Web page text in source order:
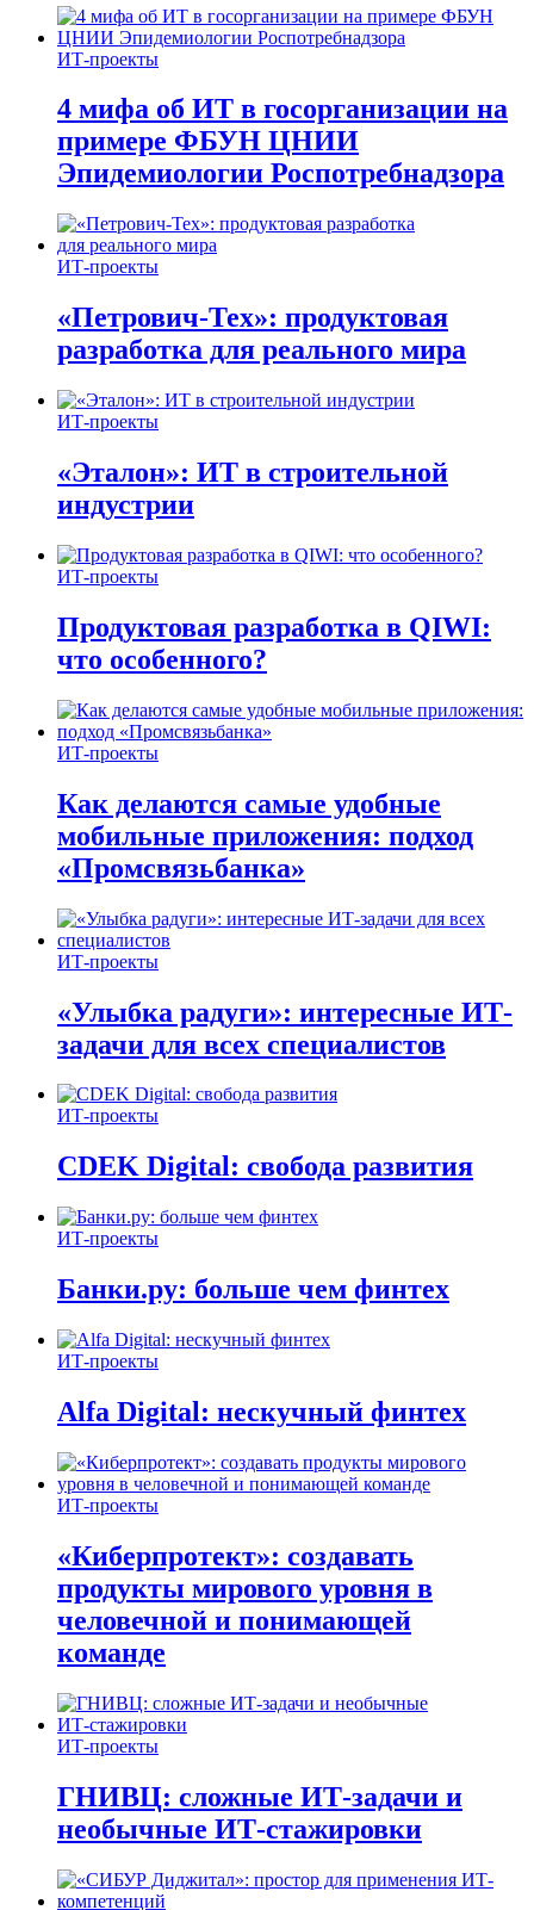
ИТ-проекты
4 мифа об ИТ в госорганизации на
примере ФБУН ЦНИИ
Эпидемиологии Роспотребнадзора
ИТ-проекты
«Петрович-Тех»: продуктовая
разработка для реального мира
ИТ-проекты
«Эталон»: ИТ в строительной
индустрии
ИТ-проекты
Продуктовая разработка в QIWI:
что особенного?
ИТ-проекты
Как делаются самые удобные
мобильные приложения: подход
«Промсвязьбанка»
ИТ-проекты
«Улыбка радуги»: интересные ИТ-
задачи для всех специалистов
ИТ-проекты
CDEK Digital: свобода развития
ИТ-проекты
Банки.ру: больше чем финтех
ИТ-проекты
Alfa Digital: нескучный финтех
ИТ-проекты
«Киберпротект»: создавать
продукты мирового уровня в
человечной и понимающей
команде
ИТ-проекты
ГНИВЦ: сложные ИТ‑задачи и
необычные ИТ‑стажировки